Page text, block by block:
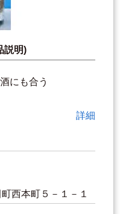
説明)
にも合う
詳細
西本町５－１－１